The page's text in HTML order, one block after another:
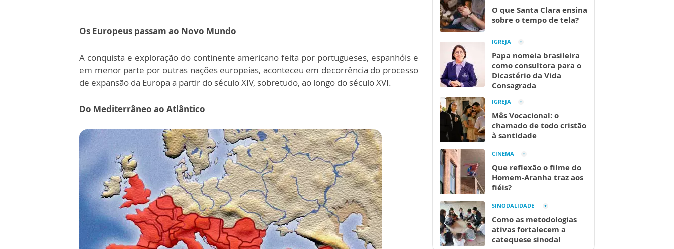
Os Europeus passam ao Novo Mundo
A conquista e exploração do continente americano feita por portugueses, espanhóis e
em menor parte por outras nações europeias, aconteceu em decorrência do processo
de expansão da Europa a partir do século XIV, sobretudo, ao longo do século XVI.
Do Mediterrâneo ao Atlântico
O que Santa Clara ensina
sobre o tempo de tela?
IGREJA
Papa nomeia brasileira
como consultora para o
Dicastério da Vida
Consagrada
IGREJA
Mês Vocacional: o
chamado de todo cristão
à santidade
CINEMA
Que reflexão o filme do
Homem-Aranha traz aos
fiéis?
SINODALIDADE
Como as metodologias
ativas fortalecem a
catequese sinodal